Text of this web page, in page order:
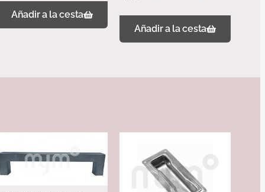
Añadir a la cesta
Añadir a la cesta